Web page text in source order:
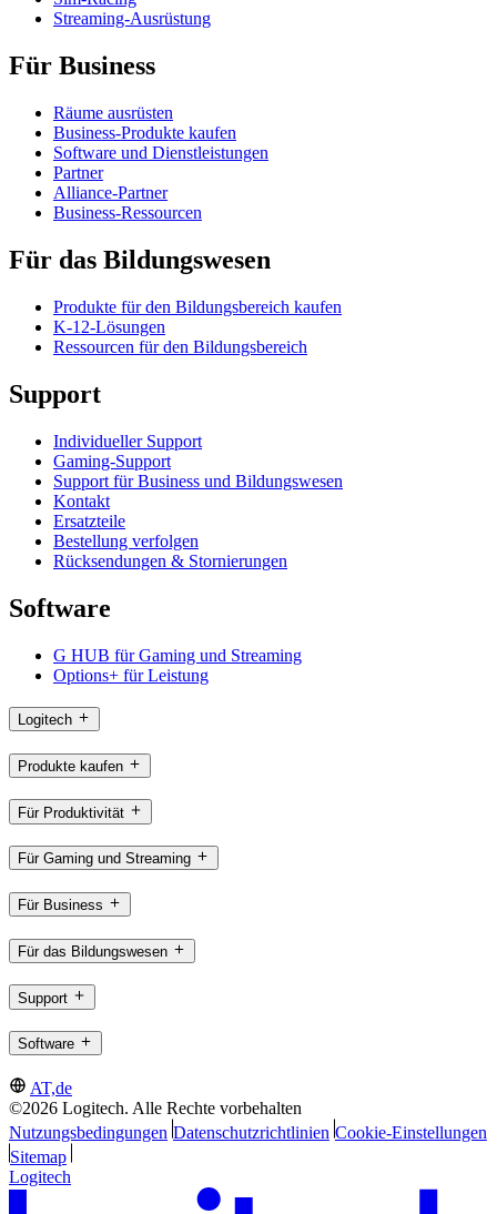
Streaming-Ausrüstung
Für Business
Räume ausrüsten
Business-Produkte kaufen
Software und Dienstleistungen
Partner
Alliance-Partner
Business-Ressourcen
Für das Bildungswesen
Produkte für den Bildungsbereich kaufen
K-12-Lösungen
Ressourcen für den Bildungsbereich
Support
Individueller Support
Gaming-Support
Support für Business und Bildungswesen
Kontakt
Ersatzteile
Bestellung verfolgen
Rücksendungen & Stornierungen
Software
G HUB für Gaming und Streaming
Options+ für Leistung
Logitech
Produkte kaufen
Für Produktivität
Für Gaming und Streaming
Für Business
Für das Bildungswesen
Support
Software
AT,de
©2026 Logitech. Alle Rechte vorbehalten
Nutzungsbedingungen Datenschutzrichtlinien Cookie-Einstellungen
Sitemap
Logitech